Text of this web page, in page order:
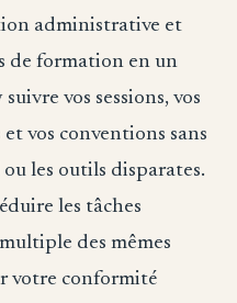
administrative et
de formation en un
vos sessions, vos
vos conventions sans
les outils disparates.
les tâches
des mêmes
votre conformité